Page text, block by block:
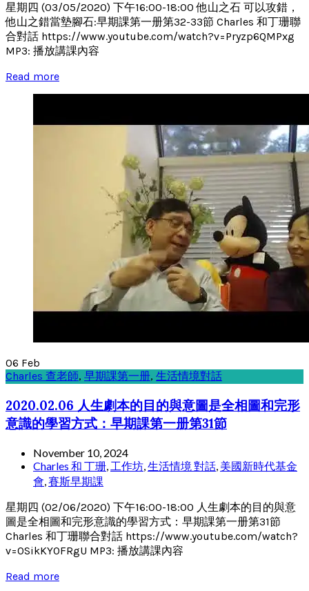
星期四 (03/05/2020) 下午16:00-18:00 他山之石 可以攻錯，
他山之錯當墊腳石:早期課第一册第32-33節 Charles 和丁珊聯
合對話 https://www.youtube.com/watch?v=Pryzp6QMPxg
MP3: 播放講課內容
Read more
06 Feb
Charles 查老師, 早期課第一册, 生活情境對話
2020.02.06 人生劇本的目的與意圖是全相圖和完形
意識的學習方式：早期課第一册第31節
November 10, 2024
Charles 和 丁珊, 工作坊,生活情境 對話, 美國新時代基金
會,賽斯早期課
星期四 (02/06/2020) 下午16:00-18:00 人生劇本的目的與意
圖是全相圖和完形意識的學習方式：早期課第一册第31節
Charles 和丁珊聯合對話 https://www.youtube.com/watch?
v=0SikKY0FRgU MP3: 播放講課內容
Read more